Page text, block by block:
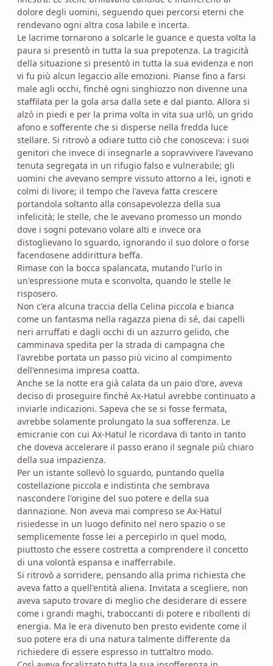
dolore degli uomini, seguendo quei percorsi eterni che
rendevano ogni altra cosa labile e incerta.
Le lacrime tornarono a solcarle le guance e questa volta la
paura si presentò in tutta la sua prepotenza. La tragicità
della situazione si presentò in tutta la sua evidenza e non
vi fu più alcun legaccio alle emozioni. Pianse fino a farsi
male agli occhi, finché ogni singhiozzo non divenne una
staffilata per la gola arsa dalla sete e dal pianto. Allora si
alzò in piedi e per la prima volta in vita sua urlò, un grido
afono e sofferente che si disperse nella fredda luce
stellare. Si ritrovò a odiare tutto ciò che conosceva: i suoi
genitori che invece di insegnarle a sopravvivere l'avevano
tenuta segregata in un rifugio falso e vulnerabile; gli
uomini che avevano sempre vissuto attorno a lei, ignoti e
colmi di livore; il tempo che l'aveva fatta crescere
portandola soltanto alla consapevolezza della sua
infelicità; le stelle, che le avevano promesso un mondo
dove i sogni potevano volare alti e invece ora
distoglievano lo sguardo, ignorando il suo dolore o forse
facendosene addirittura beffa.
Rimase con la bocca spalancata, mutando l'urlo in
un'espressione muta e sconvolta, quando le stelle le
risposero.
Non c'era alcuna traccia della Celina piccola e bianca
come un fantasma nella ragazza piena di sé, dai capelli
neri arruffati e dagli occhi di un azzurro gelido, che
camminava spedita per la strada di campagna che
l'avrebbe portata un passo più vicino al compimento
dell'ennesima impresa coatta.
Anche se la notte era già calata da un paio d'ore, aveva
deciso di proseguire finché Ax-Hatul avrebbe continuato a
inviarle indicazioni. Sapeva che se si fosse fermata,
avrebbe solamente prolungato la sua sofferenza. Le
emicranie con cui Ax-Hatul le ricordava di tanto in tanto
che doveva accelerare il passo erano il segnale più chiaro
della sua impazienza.
Per un istante sollevò lo sguardo, puntando quella
costellazione piccola e indistinta che sembrava
nascondere l'origine del suo potere e della sua
dannazione. Non aveva mai compreso se Ax-Hatul
risiedesse in un luogo definito nel nero spazio o se
semplicemente fosse lei a percepirlo in quel modo,
piuttosto che essere costretta a comprendere il concetto
di una volontà espansa e inafferrabile.
Si ritrovò a sorridere, pensando alla prima richiesta che
aveva fatto a quell'entità aliena. Invitata a scegliere, non
aveva saputo trovare di meglio che desiderare di essere
come i grandi maghi, traboccanti di potere e ribollenti di
energia. Ma le era divenuto ben presto evidente come il
suo potere era di una natura talmente differente da
richiedere di essere espresso in tutt'altro modo.